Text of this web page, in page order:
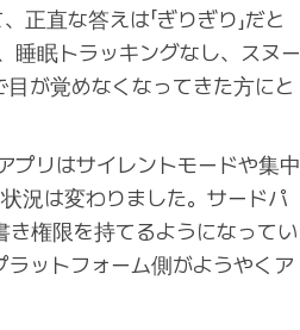
直な答えは「ぎりぎり」だと
眠トラッキングなし、スヌー
が覚めなくなってきた方にと
プリはサイレントモードや集中
況は変わりました。サードパ
権限を持てるようになってい
ットフォーム側がようやくア